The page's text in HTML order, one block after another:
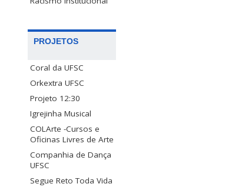
PROJETOS
Coral da UFSC
Orkextra UFSC
Projeto 12:30
Igrejinha Musical
COLArte -Cursos e
Oficinas Livres de Arte
Companhia de Dança
UFSC
Segue Reto Toda Vida